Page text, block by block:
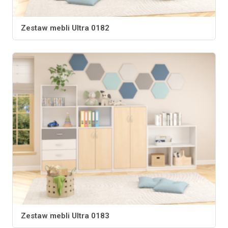
Zestaw mebli Ultra 0182
Zestaw mebli Ultra 0183